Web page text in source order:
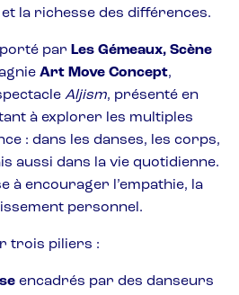
la richesse des différences.
par Les Gémeaux, Scène
Art Move Concept,
Aljism, présenté en
à explorer les multiples
: dans les danses, les corps,
aussi dans la vie quotidienne.
à encourager l’empathie, la
personnel.
trois piliers :
encadrés par des danseurs